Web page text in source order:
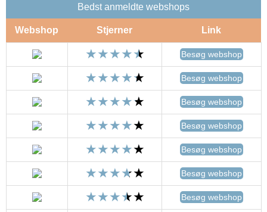
Bedst anmeldte webshops
Webshop Stjerner Link
Besøg webshop
Besøg webshop
Besøg webshop
Besøg webshop
Besøg webshop
Besøg webshop
Besøg webshop